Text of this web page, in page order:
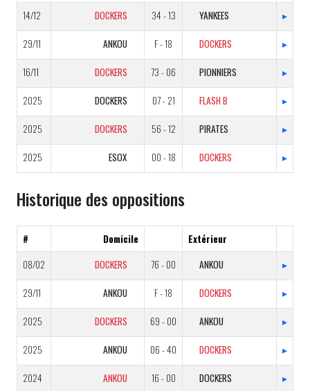
14/12 DOCKERS 34 - 13 YANKEES ▸
29/11 ANKOU F - 18 DOCKERS ▸
16/11 DOCKERS 73 - 06 PIONNIERS ▸
2025 DOCKERS 07 - 21 FLASH B ▸
2025 DOCKERS 56 - 12 PIRATES ▸
2025 ESOX 00 - 18 DOCKERS ▸
Historique des oppositions
# Domicile
Extérieur
08/02
DOCKERS 76 - 00 ANKOU ▸
29/11 ANKOU F - 18 DOCKERS ▸
2025 DOCKERS 69 - 00 ANKOU ▸
2025 ANKOU 06 - 40 DOCKERS ▸
2024 ANKOU 16 - 00 DOCKERS ▸